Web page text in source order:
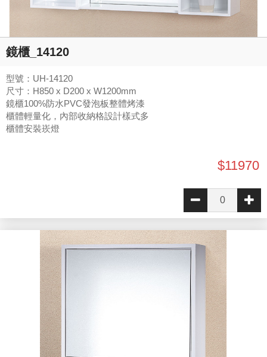
鏡櫃_14120
型號：UH-14120
尺寸：H850 x D200 x W1200mm
鏡櫃100%防水PVC發泡板整體烤漆
櫃體輕量化，內部收納格設計樣式多
櫃體安裝崁燈
$11970